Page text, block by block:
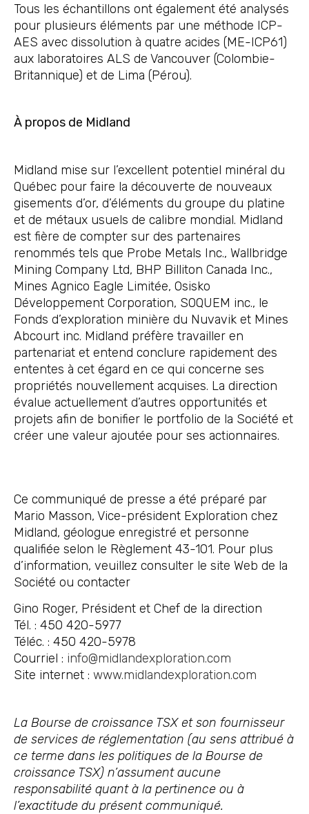
Tous les échantillons ont également été analysés
pour plusieurs éléments par une méthode ICP-
AES avec dissolution à quatre acides (ME-ICP61)
aux laboratoires ALS de Vancouver (Colombie-
Britannique) et de Lima (Pérou).
À propos de Midland
Midland mise sur l’excellent potentiel minéral du
Québec pour faire la découverte de nouveaux
gisements d’or, d’éléments du groupe du platine
et de métaux usuels de calibre mondial. Midland
est fière de compter sur des partenaires
renommés tels que Probe Metals Inc., Wallbridge
Mining Company Ltd, BHP Billiton Canada Inc.,
Mines Agnico Eagle Limitée, Osisko
Développement Corporation, SOQUEM inc., le
Fonds d’exploration minière du Nuvavik et Mines
Abcourt inc. Midland préfère travailler en
partenariat et entend conclure rapidement des
ententes à cet égard en ce qui concerne ses
propriétés nouvellement acquises. La direction
évalue actuellement d’autres opportunités et
projets afin de bonifier le portfolio de la Société et
créer une valeur ajoutée pour ses actionnaires.
Ce communiqué de presse a été préparé par
Mario Masson, Vice-président Exploration chez
Midland, géologue enregistré et personne
qualifiée selon le Règlement 43-101. Pour plus
d’information, veuillez consulter le site Web de la
Société ou contacter
Gino Roger, Président et Chef de la direction
Tél. : 450 420-5977
Téléc. : 450 420-5978
Courriel : info@midlandexploration.com
Site internet : www.midlandexploration.com
La Bourse de croissance TSX et son fournisseur
de services de réglementation (au sens attribué à
ce terme dans les politiques de la Bourse de
croissance TSX) n’assument aucune
responsabilité quant à la pertinence ou à
l’exactitude du présent communiqué.